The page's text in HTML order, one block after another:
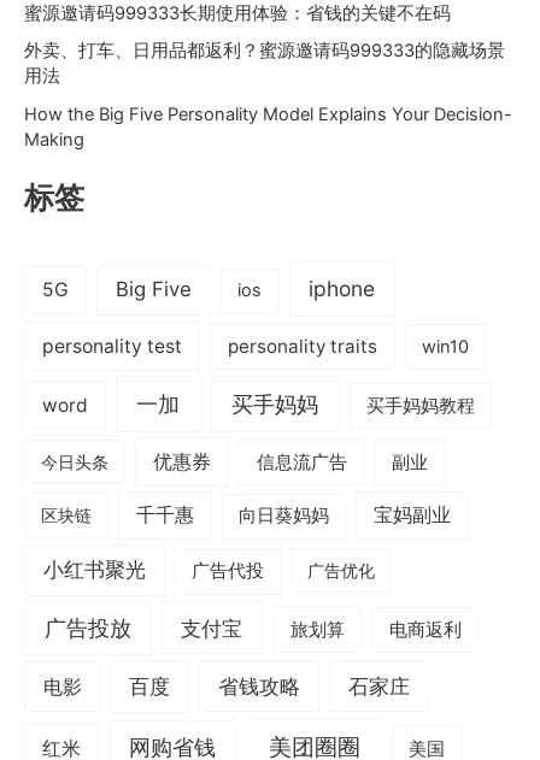
蜜源邀请码999333长期使用体验：省钱的关键不在码
外卖、打车、日用品都返利？蜜源邀请码999333的隐藏场景
用法
How the Big Five Personality Model Explains Your Decision-
Making
标签
5G Big Five ios iphone
personality test personality traits win10
word 一加 买手妈妈 买手妈妈教程
今日头条 优惠券 信息流广告 副业
区块链 千千惠 向日葵妈妈 宝妈副业
小红书聚光 广告代投 广告优化
广告投放 支付宝 旅划算 电商返利
电影 百度 省钱攻略 石家庄
红米 网购省钱 美团圈圈 美国